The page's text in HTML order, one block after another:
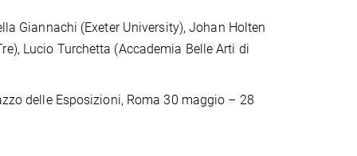
Giannachi (Exeter University), Johan Holten
Lucio Turchetta (Accademia Belle Arti di
delle Esposizioni, Roma 30 maggio – 28